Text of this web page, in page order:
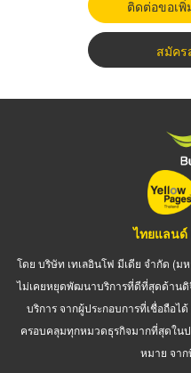
ติดต่อขอเ
สมัค
ไทยแลนด์
โดย บริษัท เทเลอินโฟ มีเดีย จำกัด (ม
ไม่เคยหยุดพัฒนาบริการที่ดีที่สุดด้านดิ
บริการ จากผู้ประกอบการที่เชื่อถือ
ครอบคลุมทุกหมวดธุรกิจมากที่สุดใน
หมาย จา